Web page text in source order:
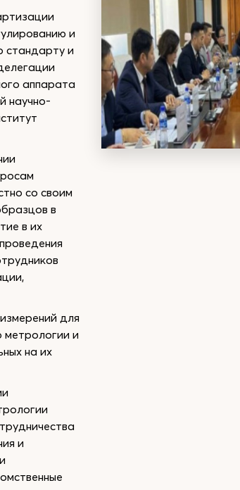
и
стандарту и
аппарата
научно-
со своим
в
в их
для
и
на их
и